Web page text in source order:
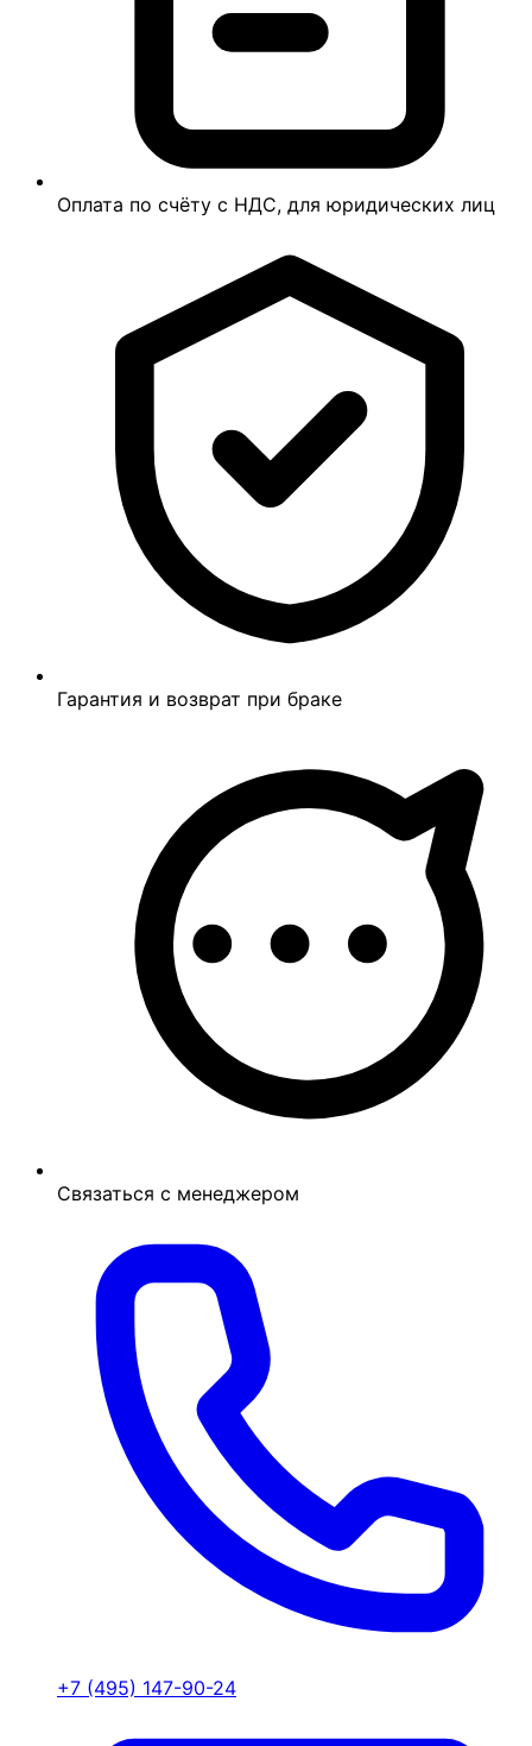
Оплата по счёту с НДС, для юридических лиц
Гарантия и возврат при браке
Связаться с менеджером
+7 (495) 147-90-24